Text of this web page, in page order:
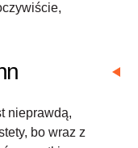
nieprawdą,
bo wraz z